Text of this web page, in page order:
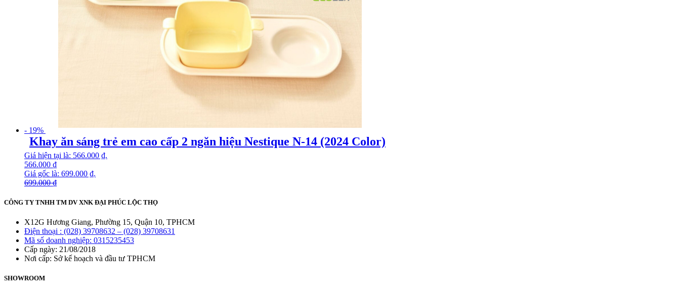
- 19%
Khay ăn sáng trẻ em cao cấp 2 ngăn hiệu Nestique N-14 (2024 Color)
699.000₫
Giá gốc là: 699.000 ₫.
566.000 ₫
Giá hiện tại là: 566.000 ₫.
CÔNG TY TNHH TM DV XNK ĐẠI PHÚC LỘC THỌ
X12G Hương Giang, Phường 15, Quận 10, TPHCM
Điện thoại : (028) 39708632 – (028) 39708631
Mã số doanh nghiệp: 0315235453
Cấp ngày: 21/08/2018
Nơi cấp: Sở kế hoạch và đầu tư TPHCM
SHOWROOM